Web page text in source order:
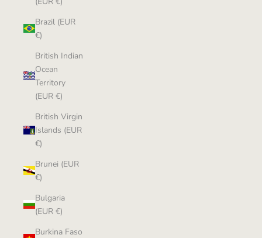
Brazil (EUR
€)
British Indian
Ocean
Territory
(EUR €)
British Virgin
Islands (EUR
€)
Brunei (EUR
€)
Bulgaria
(EUR €)
Burkina Faso